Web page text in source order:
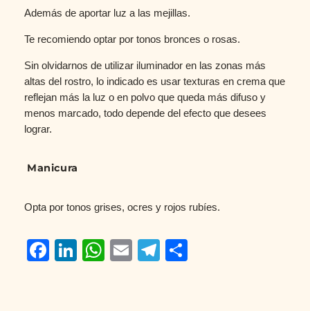
Además de aportar luz a las mejillas.
Te recomiendo optar por tonos bronces o rosas.
Sin olvidarnos de utilizar iluminador en las zonas más
altas del rostro, lo indicado es usar texturas en crema que
reflejan más la luz o en polvo que queda más difuso y
menos marcado, todo depende del efecto que desees
lograr.
Manicura
Opta por tonos grises, ocres y rojos rubíes.
Facebook
LinkedIn
WhatsApp
EmailTelegram